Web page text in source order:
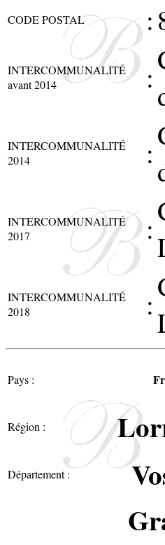
CODE POSTAL
:
INTERCOMMUNALITÉ
avant 2014
:
INTERCOMMUNALITÉ
2014
:
INTERCOMMUNALITÉ
2017
:
INTERCOMMUNALITÉ
2018
:
Pays :
Région :
Département :